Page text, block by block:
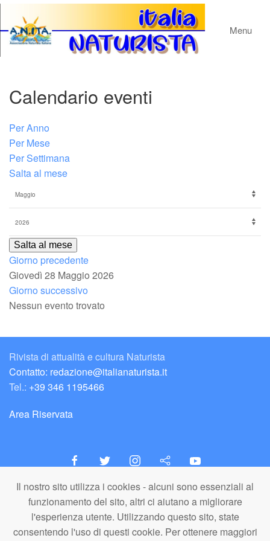
Il nostro sito utilizza i cookies - alcuni sono essenziali al
funzionamento del sito, altri ci aiutano a migliorare
l'esperienza utente. Utilizzando questo sito, state
consentendo l'uso di questi cookie. Per ottenere maggiori
Menu
Calendario eventi
Per Anno
Per Mese
Per Settimana
Salta al mese
Salta al mese
Giorno precedente
Giovedì 28 Maggio 2026
Giorno successivo
Nessun evento trovato
Rivista di attualità e cultura Naturista
Contatto: redazione@italianaturista.it
Tel.: +39 346 1195466
Area Riservata
italiaNATURISTA
Editore e Redazione
A.N.ITA. Associazione Naturista Italiana (APS)
C.F. 80203710159